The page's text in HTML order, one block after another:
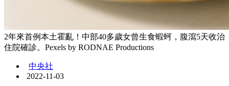
2年來首例本土霍亂！中部40多歲女曾生食蝦蚵，腹瀉5天收治
住院確診。Pexels by RODNAE Productions
中央社
2022-11-03